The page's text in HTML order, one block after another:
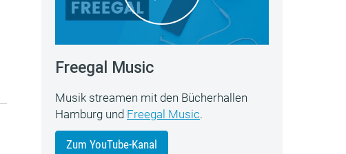
Freegal Music
Musik streamen mit den Bücherhallen
Hamburg und Freegal Music.
Zum YouTube-Kanal